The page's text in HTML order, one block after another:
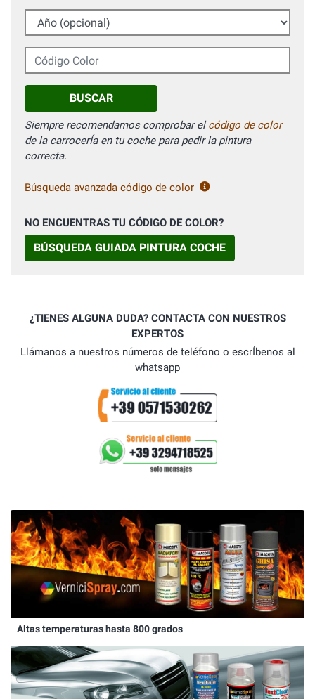
Año (opcional)
Código Color
BUSCAR
Siempre recomendamos comprobar elcódigo de color
de la carrocerÍa en tu coche para pedir la pintura
correcta.
Búsqueda avanzada código de color
NO ENCUENTRAS TU CÓDIGO DE COLOR?
BÚSQUEDA GUIADA PINTURA COCHE
¿TIENES ALGUNA DUDA? CONTACTA CON NUESTROS
EXPERTOS
Llámanos a nuestros números de teléfono o escrÍbenos al
whatsapp
Altas temperaturas hasta 800 grados